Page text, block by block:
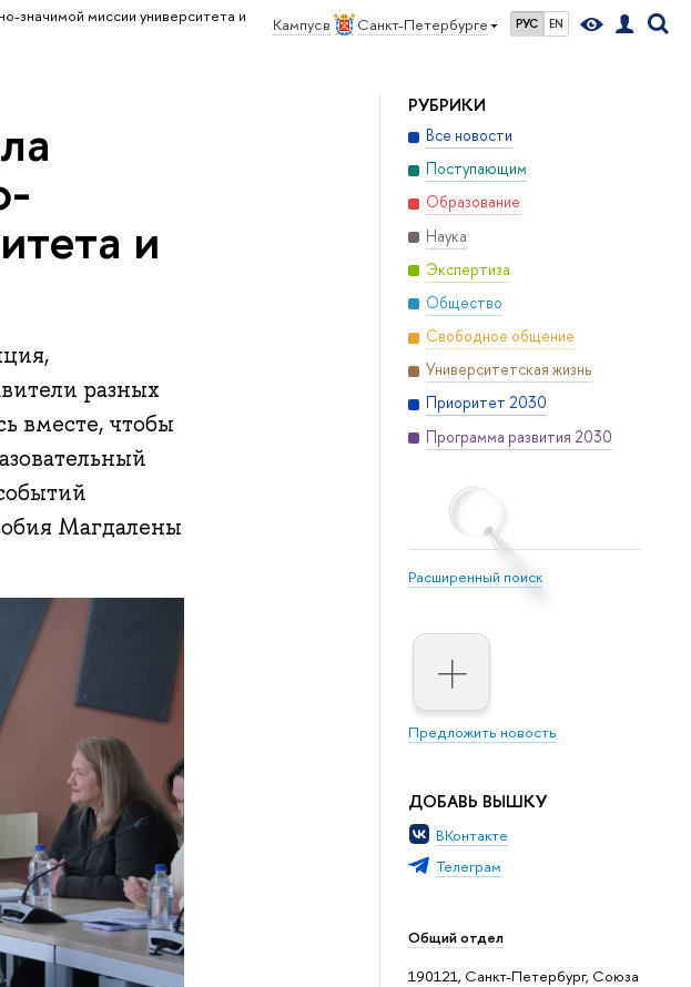
Кампус в Санкт-Петербурге РУС EN
значимой миссии университета и
РУБРИКИ
Все новости
Поступающим
Образование
Наука
Экспертиза
Общество
Свободное общение
Университетская жизнь
Приоритет 2030
Программа развития 2030
Расширенный поиск
Предложить новость
ДОБАВЬ ВЫШКУ
ВКонтакте
Телеграм
Общий отдел
190121, Санкт-Петербург, Союза
и
разных
вместе, чтобы
Магдалены